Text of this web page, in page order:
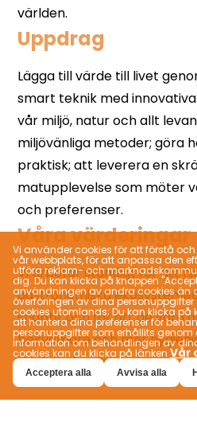
Vi använder cookies för att förstå
vår webbplats, för att anpassa den
utföra reklam- och
dig. Du kan klicka på knappen
användningen av andra cookies än
överföringen av dina
cookies utomlands; Du kan klicka på
att hantera dina preferenser för
personuppgifter som erhållits genom
information om behandlingen av
cookies kan du klicka på länken Vår
Acceptera alla Avvisa alla
Uppdrag
Våra värderingar